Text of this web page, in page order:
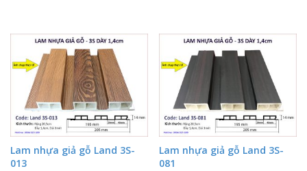
Lam nhựa giả gỗ Land 3S-
013
Lam nhựa giả gỗ Land 3S-
081